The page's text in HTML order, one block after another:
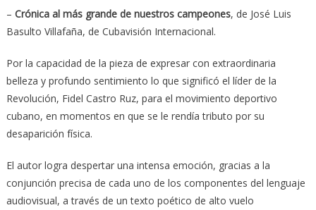
– Crónica al más grande de nuestros campeones, de José Luis
Basulto Villafaña, de Cubavisión Internacional.
Por la capacidad de la pieza de expresar con extraordinaria
belleza y profundo sentimiento lo que significó el líder de la
Revolución, Fidel Castro Ruz, para el movimiento deportivo
cubano, en momentos en que se le rendía tributo por su
desaparición física.
El autor logra despertar una intensa emoción, gracias a la
conjunción precisa de cada uno de los componentes del lenguaje
audiovisual, a través de un texto poético de alto vuelo